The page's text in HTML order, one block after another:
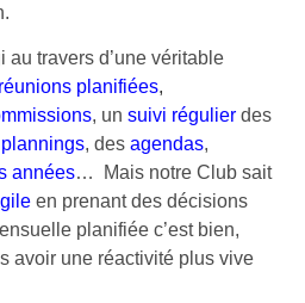
au travers d’une véritable
réunions planifiées,
, un suivi régulier des
plannings, des agendas,
années… Mais notre Club sait
en prenant des décisions
planifiée c’est bien,
avoir une réactivité plus vive